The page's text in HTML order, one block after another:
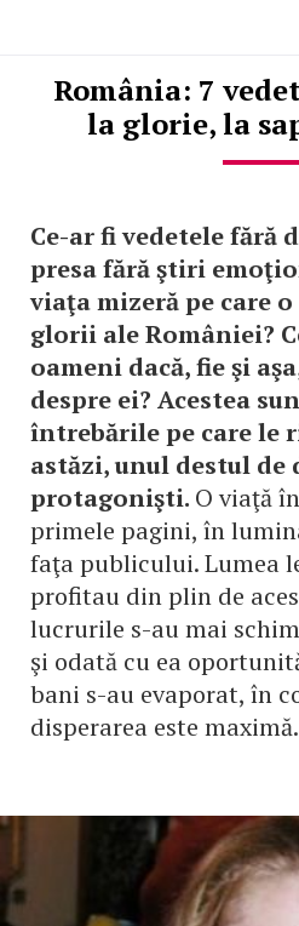
România: 7
la glorie, la
Ce-ar fi vedetele fără
presa fără ştiri
viaţa mizeră pe care
glorii ale României?
oameni dacă, fie şi
despre ei? Acestea
întrebările pe care le
astăzi, unul destul
protagonişti. O viaţă
primele pagini, în
faţa publicului. Lumea
profitau din plin de
lucrurile s-au mai
şi odată cu ea
bani s-au evaporat, în
disperarea este maximă.